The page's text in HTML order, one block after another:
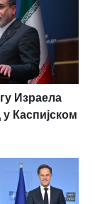
Израела
Каспијском